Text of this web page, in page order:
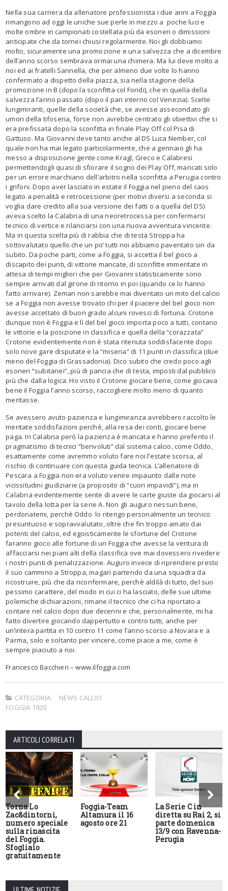
Nella sua carriera da allenatore professionista i due anni a Foggia
rimangono ad oggi le uniche sue perle in mezzo a poche luci e
molte ombre in campionati costellata più da esoneri o dimissioni
anticipate che da tornei chiusi regolarmente. Noi gli dobbiamo
molto, sicuramente una promozione e una salvezza che a dicembre
dell’anno scorso sembrava ormai una chimera. Ma lui deve molto a
noi ed ai fratelli Sannella, che per almeno due volte lo hanno
confermato a dispetto della piazza, sia nella stagione della
promozione in B (dopo la sconfitta col Fondi), che in quella della
salvezza l’anno passato (dopo il pari interno col Venezia). Scelte
lungimiranti, quelle della società che, se avesse assecondato gli
umori della tifoseria, forse non avrebbe centrato gli obiettivi che si
era prefissata dopo la sconfitta in finale Play Off col Pisa di
Gattuso. Ma Giovanni deve tanto anche al DS Luca Nember, col
quale non ha mai legato particolarmente, che a gennaio gli ha
messo a disposizione gente come Kragl, Greco e Calabresi
permettendogli quasi di sfiorare il sogno dei Play Off, mancati solo
per un errore marchiano dell’arbitro nella sconfitta a Perugia contro
i grifoni. Dopo aver lasciato in estate il Foggia nel pieno del caos
legato a penalità e retrocessione (per motivi diversi a seconda si
voglia dare credito alla sua versione dei fatti o a quella del DS)
aveva scelto la Calabria di una neoretrocessa per confermarsi
tecnico di vertice e rilanciarsi con una nuova avventura vincente.
Ma in questa scelta più di rabbia che di testa Stroppa ha
sottovalutato quello che un po’ tutti noi abbiamo paventato sin da
subito. Da poche parti, come a Foggia, si accetta il bel gioco a
discapito dei punti, di vittorie mancate, di sconfitte immeritate in
attesa di tempi migliori che per Giovanni statisticamente sono
sempre arrivati dal girone di ritorno in poi (quando ce lo hanno
fatto arrivare). Zeman non sarebbe mai diventato un mito del calcio
se a Foggia non avesse trovato chi per il piacere del bel gioco non
avesse accettato di buon grado alcuni rovesci di fortuna. Crotone
dunque non è Foggia e lì del bel gioco importa poco a tutti, contano
le vittorie e la posizione in classifica e quella della “corazzata”
Crotone evidentemente non è stata ritenuta soddisfacente dopo
solo nove gare disputate e la “miseria” di 11 punti in classifica (due
meno del Foggia di Grassadonia). Dico subito che credo poco agli
esoneri “subitanei”, più di pancia che di testa, imposti dal pubblico
più che dalla logica. Ho visto il Crotone giocare bene, come giocava
bene il Foggia l’anno scorso, raccogliere molto meno di quanto
meritasse.
Se avessero avuto pazienza e lungimiranza avrebbero raccolto le
meritate soddisfazioni perchè, alla resa dei conti, giocare bene
paga. In Calabria peró la pazienza è mancata e hanno preferito il
pragmatismo di tecnici “benvoluti” dal sistema calcio, come Oddo,
esattamente come avremmo voluto fare noi l’estate scorsa, al
rischio di continuare con questa guida tecnica. L’allenatore di
Pescara a Foggia non era voluto venire impaurito dalle note
vicissitudini giudiziarie (a proposito di “cuori impavidi”), ma in
Calabria evidentemente sente di avere le carte giuste da giocarsi al
tavolo della lotta per la serie A. Non gli auguro nessun bene,
perdonatemi, perchè Oddo lo ritengo personalmente un tecnico
presuntuoso e sopravvalutato, oltre che fin troppo amato dai
potenti del calcio, ed egoisticamente le sfortune del Crotone
faranno gioco alle fortune di un Foggia che avesse la ventura di
affacciarsi nei piani alti della classifica ove mai dovessero rivedere
i nostri punti di penalizzazione. Auguro invece di riprendere presto
il suo cammino a Stroppa, magari partendo da una squadra da
ricostruire, più che da riconfermare, perchè aldilà di tutto, del suo
pessimo carattere, del modo in cui ci ha lasciato, delle sue ultime
polemiche dichiarazioni, rimane il tecnico che ci ha riportato a
contare nel calcio dopo due decenni e che, personalmente, mi ha
fatto divertire giocando dappertutto e contro tutti, anche per
un’intera partita in 10 contro 11 come l’anno scorso a Novara e a
Parma, solo e soltanto per vincere, come piace a me, come è
sempre piaciuto a noi.
Francesco Bacchieri – www.ilfoggia.com
CATEGORIA:
NEWS CALCIO
FOGGIA 1920
ARTICOLI CORRELATI
Torna Lo
Zac&dintorni,
numero speciale
sulla rinascita
del Foggia.
Sfoglialo
gratuitamente
Foggia-Team
Altamura il 16
agosto ore 21
La Serie C in
diretta su Rai 2, si
parte domenica
13/9 con Ravenna-
Perugia